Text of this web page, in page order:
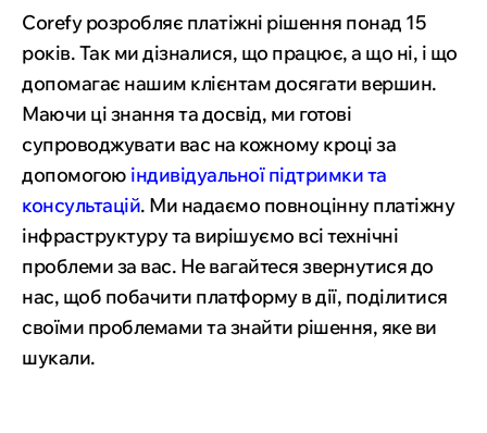
Corefy розробляє платіжні рішення понад 15
років. Так ми дізналися, що працює, а що ні, і що
допомагає нашим клієнтам досягати вершин.
Маючи ці знання та досвід, ми готові
супроводжувати вас на кожному кроці за
допомогою індивідуальної підтримки та
консультацій. Ми надаємо повноцінну платіжну
інфраструктуру та вирішуємо всі технічні
проблеми за вас. Не вагайтеся звернутися до
нас, щоб побачити платформу в дії, поділитися
своїми проблемами та знайти рішення, яке ви
шукали.